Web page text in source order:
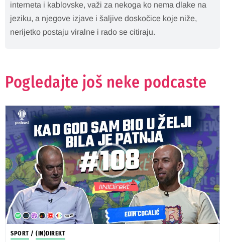
interneta i kablovske, važi za nekoga ko nema dlake na
jeziku, a njegove izjave i šaljive doskočice koje niže,
nerijetko postaju viralne i rado se citiraju.
Pogledajte još neke podcaste
SPORT / (IN)DIREKT